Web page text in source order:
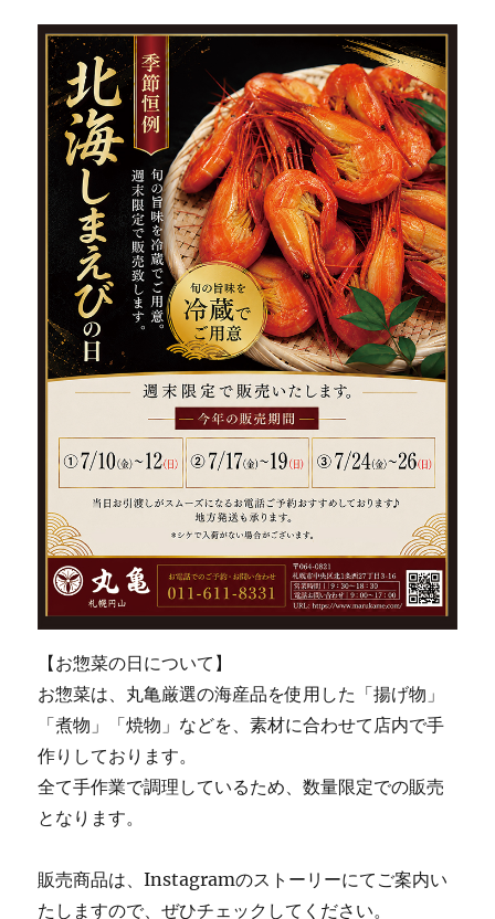
【お惣菜の日について】
お惣菜は、丸亀厳選の海産品を使用した「揚げ物」
「煮物」「焼物」などを、素材に合わせて店内で手
作りしております。
全て手作業で調理しているため、数量限定での販売
となります。
販売商品は、Instagramのストーリーにてご案内い
たしますので、ぜひチェックしてください。